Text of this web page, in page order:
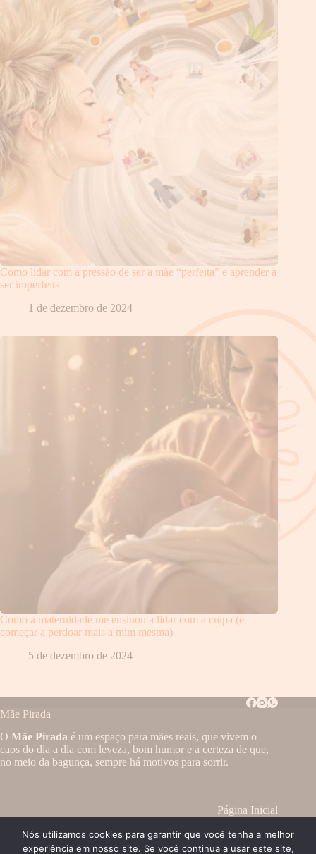
Como lidar com a pressão de ser a mãe “perfeita” e aprender a
ser imperfeita
1 de dezembro de 2024
Como a maternidade me ensinou a lidar com a culpa (e
começar a perdoar mais a mim mesma)
5 de dezembro de 2024
Mãe Pirada
O Mãe Pirada é um espaço para mães reais, que vivem o
caos do dia a dia com leveza, bom humor e a certeza de que,
no meio da bagunça, sempre há motivos para sorrir.
Página Inicial
Sobre
Webstory
Nós utilizamos cookies para garantir que você tenha a melhor
experiência em nosso site. Se você continua a usar este site,